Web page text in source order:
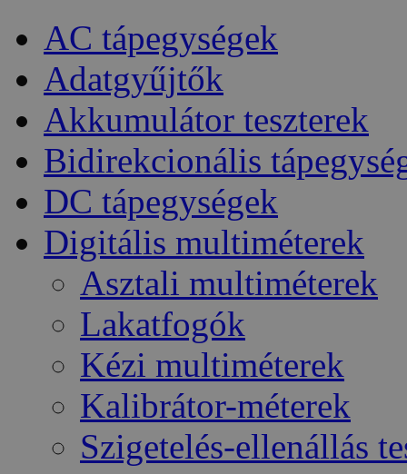
AC tápegységek
Adatgyűjtők
Akkumulátor teszterek
Bidirekcionális
DC tápegységek
Digitális multiméterek
Asztali multiméterek
Lakatfogók
Kézi multiméterek
Kalibrátor-méterek
Szigetelés-ellenállás